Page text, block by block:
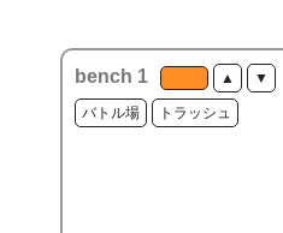
bench 1 ▲ ▼
バトル場 トラッシュ